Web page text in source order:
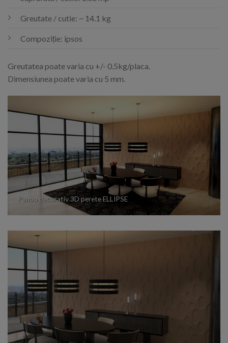
Greutate / cutie: ~ 14.1 kg
Compoziție: ipsos
Greutatea poate varia cu +/- 0.5kg/placa.
Dimensiunea poate varia cu 5 mm.
Panou decorativ 3D perete ELLIPSE